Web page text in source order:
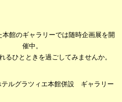
本館のギャラリーでは随時企画展を開
催中。
るひとときを過ごしてみませんか。
テルグラツィエ本館併設 ギャラリー